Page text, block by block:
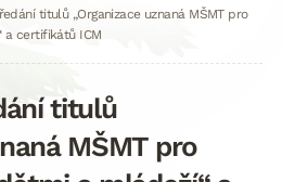
titulů „Organizace uznaná MŠMT pro
a certifikátů ICM
titulů
MŠMT pro